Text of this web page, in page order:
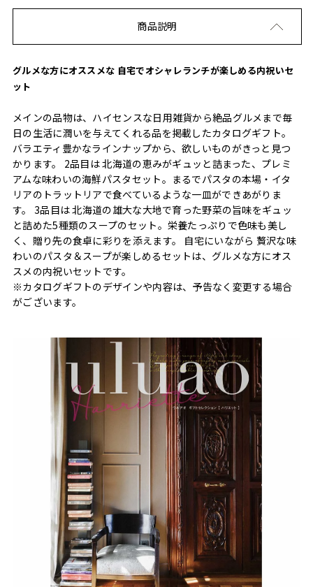
商品説明
グルメな方にオススメな 自宅でオシャレランチが楽しめる内祝いセ
ット
メインの品物は、ハイセンスな日用雑貨から絶品グルメまで毎
日の生活に潤いを与えてくれる品を掲載したカタログギフト。
バラエティ豊かなラインナップから、欲しいものがきっと見つ
かります。 2品目は 北海道の恵みがギュッと詰まった、プレミ
アムな味わいの海鮮パスタセット。まるでパスタの本場・イタ
リアのトラットリアで食べているような一皿ができあがりま
す。 3品目は 北海道の雄大な大地で育った野菜の旨味をギュッ
と詰めた5種類のスープのセット。栄養たっぷりで色味も美し
く、贈り先の食卓に彩りを添えます。 自宅にいながら 贅沢な味
わいのパスタ＆スープが楽しめるセットは、グルメな方にオス
スメの内祝いセットです。
※カタログギフトのデザインや内容は、予告なく変更する場合
がございます。